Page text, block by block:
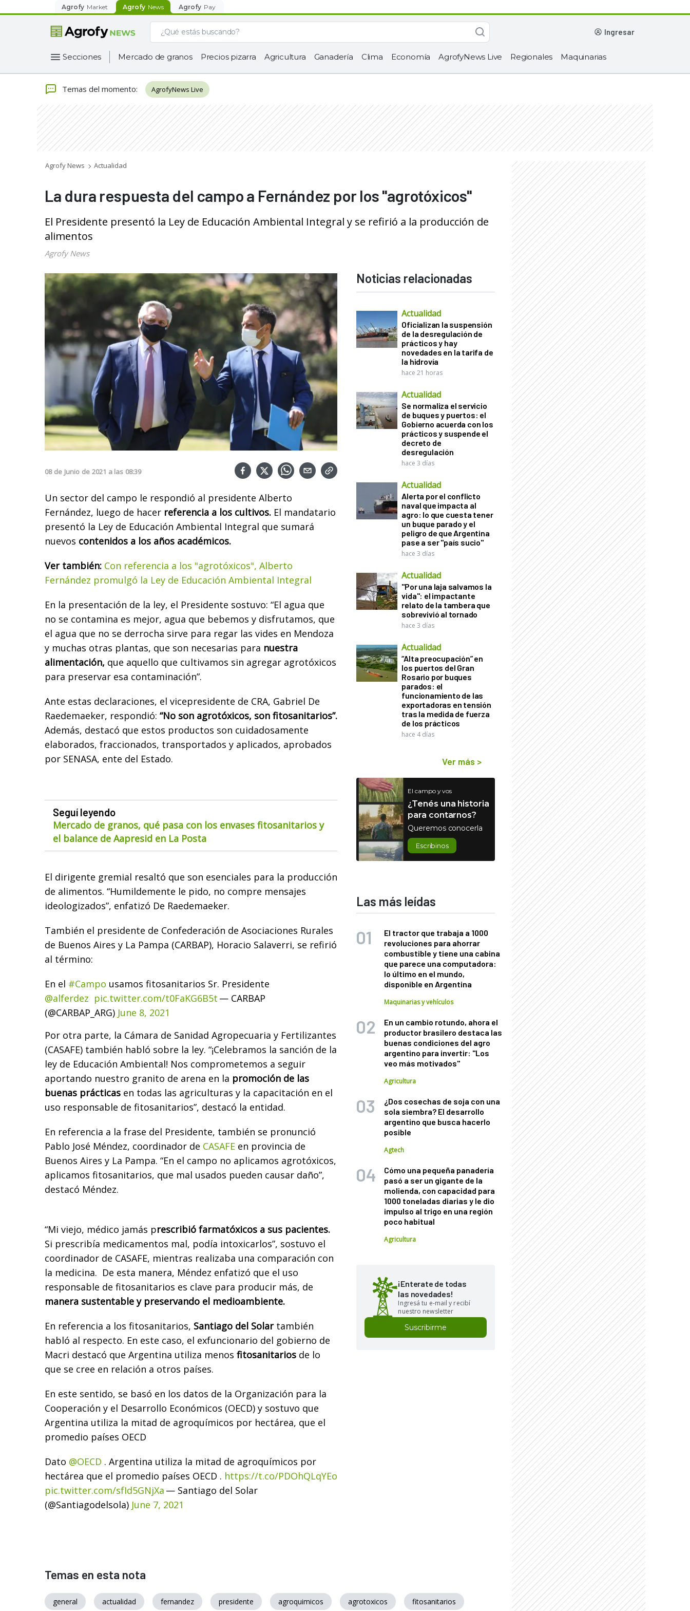
Agrofy Market Agrofy News Agrofy Pay
ingresar
Secciones Mercado de granos Precios pizarra Agricultura Ganadería Clima Economía AgrofyNews Live Regionales Maquinarias
Temas del momento: AgrofyNews Live
Agrofy News Actualidad
La dura respuesta del campo a Fernández por los "agrotóxicos"
El Presidente presentó la Ley de Educación Ambiental Integral y se refirió a la producción de
alimentos
Agrofy News
08 de Junio de 2021 a las 08:39
Un sector del campo le respondió al presidente Alberto
Fernández, luego de hacer referencia a los cultivos. El mandatario
presentó la Ley de Educación Ambiental Integral que sumará
nuevos contenidos a los años académicos.
Ver también: Con referencia a los "agrotóxicos", Alberto
Fernández promulgó la Ley de Educación Ambiental Integral
En la presentación de la ley, el Presidente sostuvo: “El agua que
no se contamina es mejor, agua que bebemos y disfrutamos, que
el agua que no se derrocha sirve para regar las vides en Mendoza
y muchas otras plantas, que son necesarias para nuestra
alimentación, que aquello que cultivamos sin agregar agrotóxicos
para preservar esa contaminación”.
Ante estas declaraciones, el vicepresidente de CRA, Gabriel De
Raedemaeker, respondió: “No son agrotóxicos, son fitosanitarios”.
Además, destacó que estos productos son cuidadosamente
elaborados, fraccionados, transportados y aplicados, aprobados
por SENASA, ente del Estado.
Seguí leyendo
Mercado de granos, qué pasa con los envases fitosanitarios y
el balance de Aapresid en La Posta
El dirigente gremial resaltó que son esenciales para la producción
de alimentos. “Humildemente le pido, no compre mensajes
ideologizados”, enfatizó De Raedemaeker.
También el presidente de Confederación de Asociaciones Rurales
de Buenos Aires y La Pampa (CARBAP), Horacio Salaverri, se refirió
al término:
En el #Campo usamos fitosanitarios Sr. Presidente
@alferdez pic.twitter.com/t0FaKG6B5t — CARBAP
(@CARBAP_ARG) June 8, 2021
Por otra parte, la Cámara de Sanidad Agropecuaria y Fertilizantes
(CASAFE) también habló sobre la ley. “¡Celebramos la sanción de la
ley de Educación Ambiental! Nos comprometemos a seguir
aportando nuestro granito de arena en la promoción de las
buenas prácticas en todas las agriculturas y la capacitación en el
uso responsable de fitosanitarios”, destacó la entidad.
En referencia a la frase del Presidente, también se pronunció
Pablo José Méndez, coordinador de CASAFE en provincia de
Buenos Aires y La Pampa. “En el campo no aplicamos agrotóxicos,
aplicamos fitosanitarios, que mal usados pueden causar daño”,
destacó Méndez.
“Mi viejo, médico jamás prescribió farmatóxicos a sus pacientes.
Si prescribía medicamentos mal, podía intoxicarlos”, sostuvo el
coordinador de CASAFE, mientras realizaba una comparación con
la medicina. De esta manera, Méndez enfatizó que el uso
responsable de fitosanitarios es clave para producir más, de
manera sustentable y preservando el medioambiente.
En referencia a los fitosanitarios, Santiago del Solartambién
habló al respecto. En este caso, el exfuncionario del gobierno de
Macri destacó que Argentina utiliza menos fitosanitarios de lo
que se cree en relación a otros países.
En este sentido, se basó en los datos de la Organización para la
Cooperación y el Desarrollo Económicos (OECD) y sostuvo que
Argentina utiliza la mitad de agroquímicos por hectárea, que el
promedio países OECD
Dato @OECD . Argentina utiliza la mitad de agroquímicos por
hectárea que el promedio países OECD . https://t.co/PDOhQLqYEo
pic.twitter.com/sfId5GNjXa — Santiago del Solar
(@Santiagodelsola) June 7, 2021
Noticias relacionadas
Actualidad
Oficializan la suspensión
de la desregulación de
prácticos y hay
novedades en la tarifa de
la hidrovía
hace 21 horas
Actualidad
Se normaliza el servicio
de buques y puertos: el
Gobierno acuerda con los
prácticos y suspende el
decreto de
desregulación
hace 3 días
Actualidad
Alerta por el conflicto
naval que impacta al
agro: lo que cuesta tener
un buque parado y el
peligro de que Argentina
pase a ser "país sucio"
hace 3 días
Actualidad
"Por una laja salvamos la
vida": el impactante
relato de la tambera que
sobrevivió al tornado
hace 3 días
Actualidad
“Alta preocupación” en
los puertos del Gran
Rosario por buques
parados: el
funcionamiento de las
exportadoras en tensión
tras la medida de fuerza
de los prácticos
hace 4 días
Ver más >
El campo y vos
¿Tenés una historia
para contarnos?
Queremos conocerla
Escribinos
Las más leídas
El tractor que trabaja a 1000
revoluciones para ahorrar
combustible y tiene una cabina
que parece una computadora:
lo último en el mundo,
disponible en Argentina
Maquinarias y vehículos
En un cambio rotundo, ahora el
productor brasilero destaca las
buenas condiciones del agro
argentino para invertir: "Los
veo más motivados"
Agricultura
¿Dos cosechas de soja con una
sola siembra? El desarrollo
argentino que busca hacerlo
posible
Agtech
Cómo una pequeña panadería
pasó a ser un gigante de la
molienda, con capacidad para
1000 toneladas diarias y le dio
impulso al trigo en una región
poco habitual
Agricultura
¡Enterate de todas
las novedades!
Ingresá tu e-mail y recibí
nuestro newsletter
Suscribirme
Temas en esta nota
general actualidad fernandez presidente agroquimicos agrotoxicos fitosanitarios